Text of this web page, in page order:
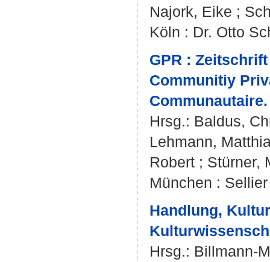
Najork, Eike ;
Köln : Dr. Otto
GPR :
Communitiy
Communautaire.
Hrsg.: Baldus,
Lehmann,
Robert ; Stürner,
München :
Handlung,
Hrsg.: Billmann-